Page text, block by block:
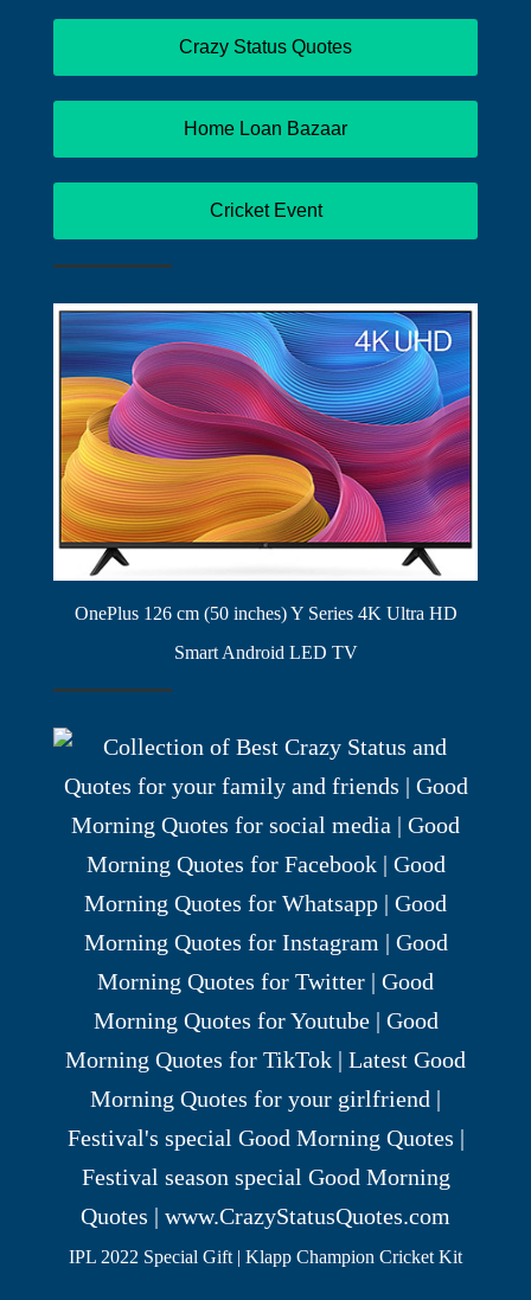
Crazy Status Quotes
Home Loan Bazaar
Cricket Event
OnePlus 126 cm (50 inches) Y Series 4K Ultra HD
Smart Android LED TV
IPL 2022 Special Gift | Klapp Champion Cricket Kit